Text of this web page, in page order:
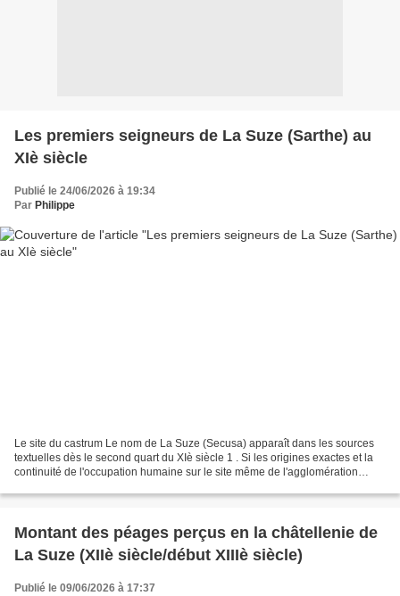
Les premiers seigneurs de La Suze (Sarthe) au
XIè siècle
Publié le 24/06/2026 à 19:34
Par Philippe
Le site du castrum Le nom de La Suze (Secusa) apparaît dans les sources
textuelles dès le second quart du XIè siècle 1 . Si les origines exactes et la
continuité de l'occupation humaine sur le site même de l'agglomération
Montant des péages perçus en la châtellenie de
La Suze (XIIè siècle/début XIIIè siècle)
Publié le 09/06/2026 à 17:37